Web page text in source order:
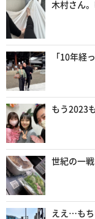
木村さん
「10年経
もう2023
世紀の一
ええ…も